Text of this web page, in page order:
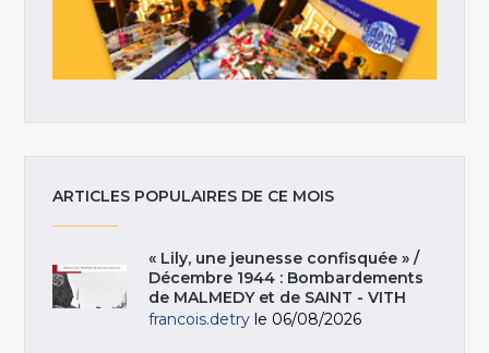
ARTICLES POPULAIRES DE CE MOIS
« Lily, une jeunesse confisquée » /
Décembre 1944 : Bombardements
de MALMEDY et de SAINT - VITH
francois.detry le 06/08/2026